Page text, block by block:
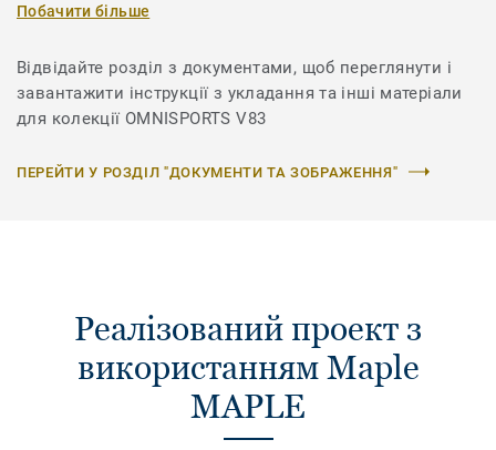
Побачити більше
Відвідайте розділ з документами, щоб переглянути і
завантажити інструкції з укладання та інші матеріали
для колекції OMNISPORTS V83
ПЕРЕЙТИ У РОЗДІЛ "ДОКУМЕНТИ ТА ЗОБРАЖЕННЯ"
Реалізований проект з
використанням Maple
MAPLE